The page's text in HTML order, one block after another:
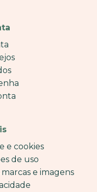
e cookies
de uso
e imagens